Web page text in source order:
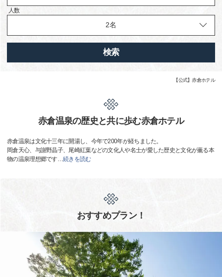
人数
検索
【公式】赤倉ホテル
赤倉温泉の歴史と共に歩む赤倉ホテル
赤倉温泉は文化十三年に開湯し、今年で200年が経ちました。
岡倉天心、与謝野晶子、尾崎紅葉などの文化人や名士が愛した歴史と文化が薫る本
物の温泉理想郷です…続きを読む
おすすめプラン！